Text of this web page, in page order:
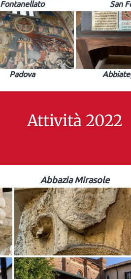
Fontanellato San
Padova
Attività 2022
Abbazia Mirasole